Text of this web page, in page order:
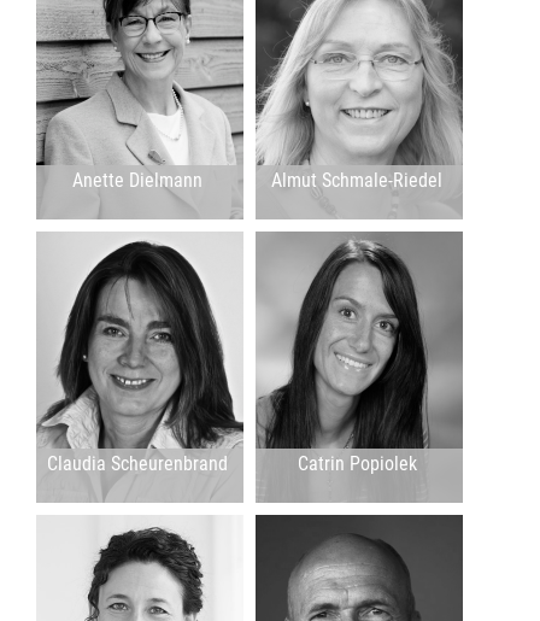
Almut Schmale-Riedel
Anette Dielmann
Catrin Popiolek
Claudia Scheurenbrand